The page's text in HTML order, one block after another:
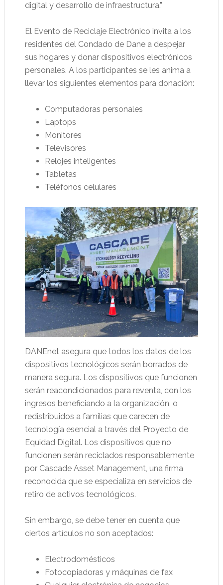
digital y desarrollo de infraestructura.”
El Evento de Reciclaje Electrónico invita a los
residentes del Condado de Dane a despejar
sus hogares y donar dispositivos electrónicos
personales. A los participantes se les anima a
llevar los siguientes elementos para donación:
Computadoras personales
Laptops
Monitores
Televisores
Relojes inteligentes
Tabletas
Teléfonos celulares
DANEnet asegura que todos los datos de los
dispositivos tecnológicos serán borrados de
manera segura. Los dispositivos que funcionen
serán reacondicionados para reventa, con los
ingresos beneficiando a la organización, o
redistribuidos a familias que carecen de
tecnología esencial a través del Proyecto de
Equidad Digital. Los dispositivos que no
funcionen serán reciclados responsablemente
por Cascade Asset Management, una firma
reconocida que se especializa en servicios de
retiro de activos tecnológicos.
Sin embargo, se debe tener en cuenta que
ciertos artículos no son aceptados:
Electrodomésticos
Fotocopiadoras y máquinas de fax